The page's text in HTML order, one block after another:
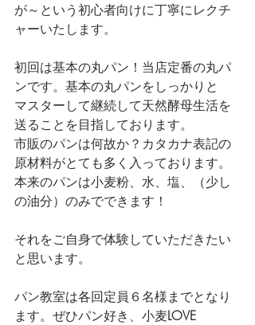
が～という初心者向けに丁寧にレクチ
ャーいたします。
初回は基本の丸パン！当店定番の丸パ
ンです。基本の丸パンをしっかりと
マスターして継続して天然酵母生活を
送ることを目指しております。
市販のパンは何故か？カタカナ表記の
原材料がとても多く入っております。
本来のパンは小麦粉、水、塩、（少し
の油分）のみでできます！
それをご自身で体験していただきたい
と思います。
パン教室は各回定員６名様までとなり
ます。ぜひパン好き、小麦LOVE